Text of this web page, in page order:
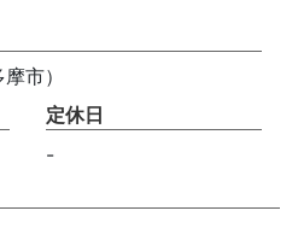
市）
定休日
-